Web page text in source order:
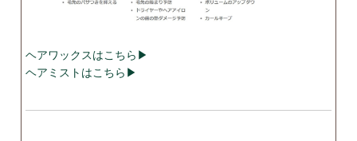
ヘアワックスはこちら▶
ヘアミストはこちら▶